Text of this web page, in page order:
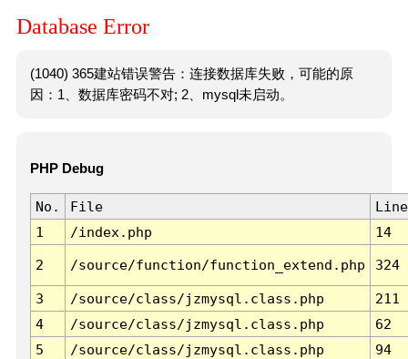
Database Error
(1040) 365建站错误警告：连接数据库失败，可能的原
因：1、数据库密码不对; 2、mysql未启动。
PHP Debug
No. File
Line
1
/index.php 14
2 /source/function/function_extend.php 324
3 /source/class/jzmysql.class.php
211
4
/source/class/jzmysql.class.php
62
5
/source/class/jzmysql.class.php
94